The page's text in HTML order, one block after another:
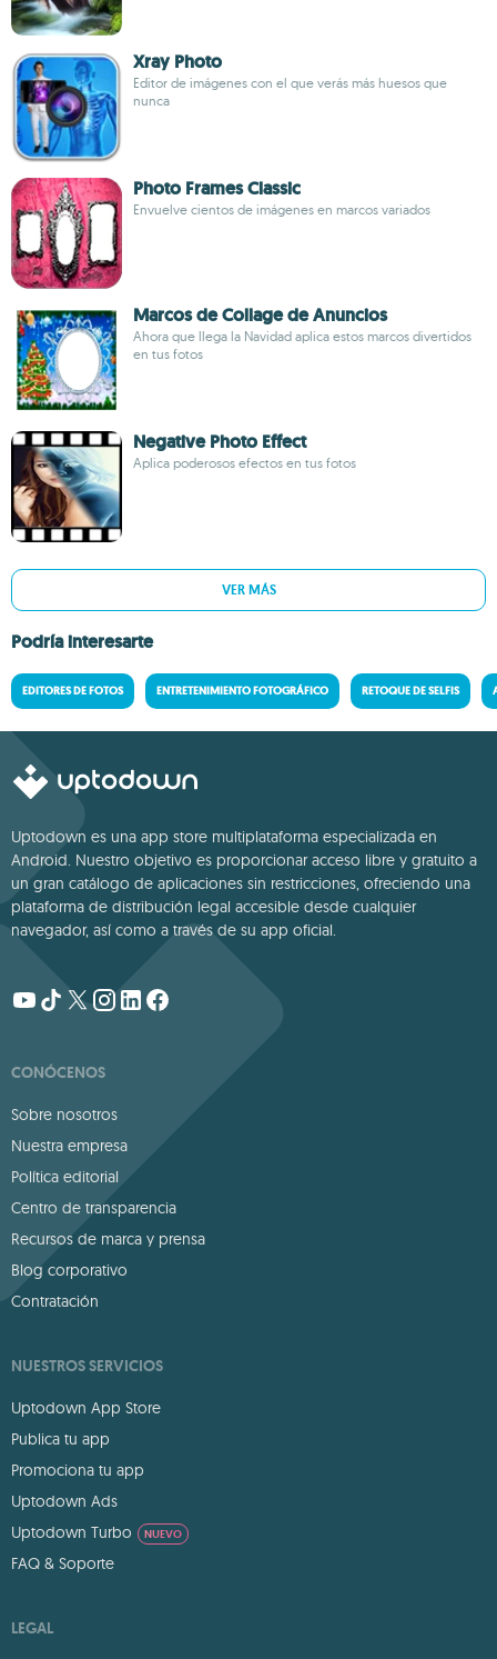
Xray Photo
Editor de imágenes con el que verás más huesos que
nunca
Photo Frames Classic
Envuelve cientos de imágenes en marcos variados
Marcos de Collage de Anuncios
Ahora que llega la Navidad aplica estos marcos divertidos
en tus fotos
Negative Photo Effect
Aplica poderosos efectos en tus fotos
VER MÁS
Podría interesarte
EDITORES DE FOTOS ENTRETENIMIENTO FOTOGRÁFICO RETOQUE DE SELFIS
Uptodown es una app store multiplataforma especializada en
Android. Nuestro objetivo es proporcionar acceso libre y gratuito a
un gran catálogo de aplicaciones sin restricciones, ofreciendo una
plataforma de distribución legal accesible desde cualquier
navegador, así como a través de su app oficial.
CONÓCENOS
Sobre nosotros
Nuestra empresa
Política editorial
Centro de transparencia
Recursos de marca y prensa
Blog corporativo
Contratación
NUESTROS SERVICIOS
Uptodown App Store
Publica tu app
Promociona tu app
Uptodown Ads
Uptodown Turbo
NUEVO
FAQ & Soporte
LEGAL